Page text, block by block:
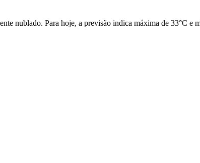
nublado. Para hoje, a previsão indica máxima de 33°C